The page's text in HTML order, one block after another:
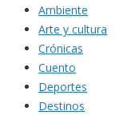
Ambiente
Arte y cultura
Crónicas
Cuento
Deportes
Destinos